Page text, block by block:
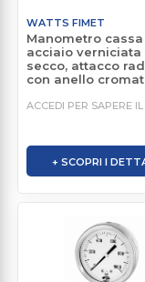
WATTS FIMET
Manometro cassa
acciaio verniciata
secco, attacco
con anello
ACCEDI PER SAPERE
+ SCOPRI I